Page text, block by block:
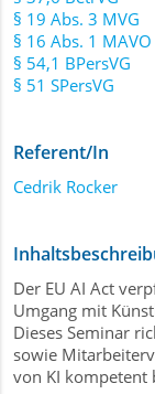
§ 19 Abs. 3 MVG
§ 16 Abs. 1 MAVO
§ 54,1 BPersVG
§ 51 SPersVG
Referent/In
Cedrik Rocker
Der EU AI Act
Umgang mit
Dieses Seminar
sowie
von KI kompetent